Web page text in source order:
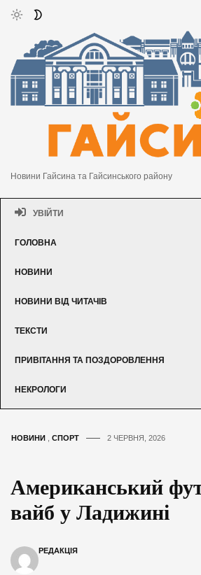
Новини Гайсина та Гайсинського району
УВІЙТИ
ГОЛОВНА
НОВИНИ
НОВИНИ ВІД ЧИТАЧІВ
ТЕКСТИ
ПРИВІТАННЯ ТА ПОЗДОРОВЛЕННЯ
НЕКРОЛОГИ
НОВИНИ СПОРТ 2 ЧЕРВНЯ, 2026
Американський
вайб у Ладижині
РЕДАКЦІЯ